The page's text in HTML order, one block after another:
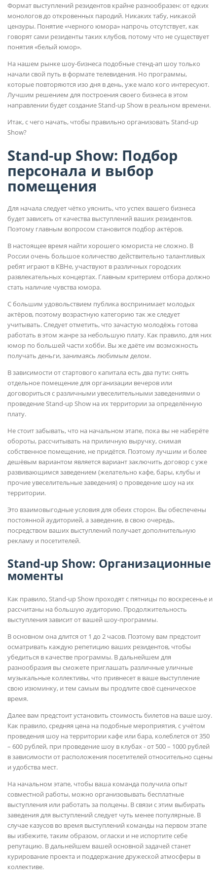
Формат выступлений резидентов крайне разнообразен: от едких
монологов до откровенных пародий. Никаких табу, никакой
цензуры. Понятие «черного юмора» напрочь отсутствует, как
говорят сами резиденты таких клубов, потому что не существует
понятия «белый юмор».
На нашем рынке шоу-бизнеса подобные стенд-ап шоу только
начали свой путь в формате телевидения. Но программы,
которые повторяются изо дня в день, уже мало кого интересуют.
Лучшим решением для построения своего бизнеса в этом
направлении будет создание Stand-up Show в реальном времени.
Итак, с чего начать, чтобы правильно организовать Stand-up
Show?
Stand-up Show: Подбор
персонала и выбор
помещения
Для начала следует чётко уяснить, что успех вашего бизнеса
будет зависеть от качества выступлений ваших резидентов.
Поэтому главным вопросом становится подбор актёров.
В настоящее время найти хорошего юмориста не сложно. В
России очень большое количество действительно талантливых
ребят играют в КВНе, участвуют в различных городских
развлекательных концертах. Главным критерием отбора должно
стать наличие чувства юмора.
С большим удовольствием публика воспринимает молодых
актёров, поэтому возрастную категорию так же следует
учитывать. Следует отметить, что зачастую молодёжь готова
работать в этом жанре за небольшую плату. Как правило, для них
юмор по большей части хобби. Вы же даёте им возможность
получать деньги, занимаясь любимым делом.
В зависимости от стартового капитала есть два пути: снять
отдельное помещение для организации вечеров или
договориться с различными увеселительными заведениями о
проведение Stand-up Show на их территории за определённую
плату.
Не стоит забывать, что на начальном этапе, пока вы не наберёте
обороты, рассчитывать на приличную выручку, снимая
собственное помещение, не придётся. Поэтому лучшим и более
дешёвым вариантом является вариант заключить договор с уже
развивающимся заведением (желательно кафе, бары, клубы и
прочие увеселительные заведения) о проведение шоу на их
территории.
Это взаимовыгодные условия для обеих сторон. Вы обеспечены
постоянной аудиторией, а заведение, в свою очередь,
посредством ваших выступлений получает дополнительную
рекламу и посетителей.
Stand-up Show: Организационные
моменты
Как правило, Stand-up Show проходят с пятницы по воскресенье и
рассчитаны на большую аудиторию. Продолжительность
выступления зависит от вашей шоу-программы.
В основном она длится от 1 до 2 часов. Поэтому вам предстоит
осматривать каждую репетицию ваших резидентов, чтобы
убедиться в качестве программы. В дальнейшем для
разнообразия вы сможете приглашать различные уличные
музыкальные коллективы, что привнесет в ваше выступление
свою изюминку, и тем самым вы продлите своё сценическое
время.
Далее вам предстоит установить стоимость билетов на ваше шоу.
Как правило, средняя цена на подобные мероприятия, с учётом
проведения шоу на территории кафе или бара, колеблется от 350
– 600 рублей, при проведение шоу в клубах - от 500 – 1000 рублей
в зависимости от расположения посетителей относительно сцены
и удобства мест.
На начальном этапе, чтобы ваша команда получила опыт
совместной работы, можно организовывать бесплатные
выступления или работать за полцены. В связи с этим выбирать
заведения для выступлений следует чуть менее популярные. В
случае казусов во время выступлений команды на первом этапе
вы избежите, таким образом, огласки и не испортите себе
репутацию. В дальнейшем вашей основной задачей станет
курирование проекта и поддержание дружеской атмосферы в
коллективе.